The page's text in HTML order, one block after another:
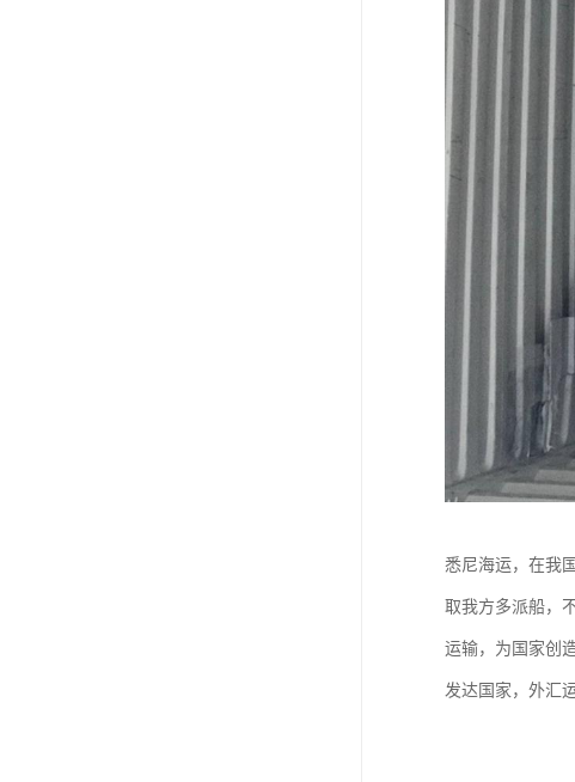
悉尼海运，在我
取我方多派船，
运输，为国家创
发达国家，外汇